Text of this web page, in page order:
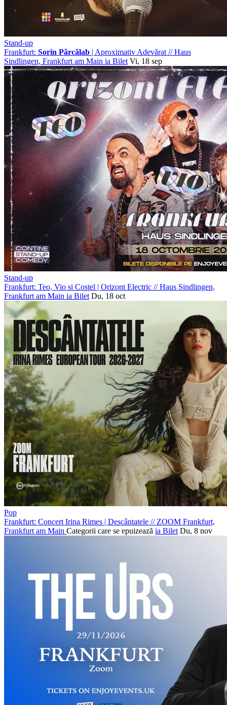
Stand-up
Frankfurt: Sorin Pârcălab | Aproximativ Adevărat //Haus
Sindlingen, Frankfurt am Main ia Bilet Vi, 18 sep
Stand-up
Frankfurt: Teo, Vio si Costel | Orizont Electric //Haus Sindlingen,
Frankfurt am Main ia Bilet Du, 18 oct
Pop
Frankfurt: Concert Irina Rimes | Descântatele //ZOOM Frankfurt,
Frankfurt am Main Categorii care se epuizează ia Bilet Du, 8 nov